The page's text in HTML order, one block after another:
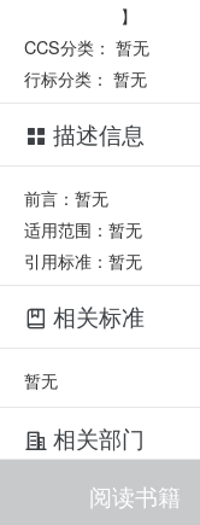
】
CCS分类： 暂无
行标分类： 暂无
描述信息
前言：暂无
适用范围：暂无
引用标准：暂无
相关标准
暂无
相关部门
阅读书籍